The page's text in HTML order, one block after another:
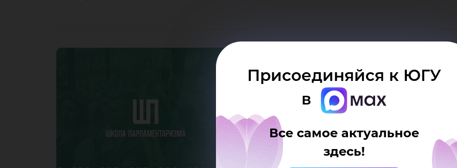
Присоединяйся к ЮГУ
в
Все самое актуальное
здесь!